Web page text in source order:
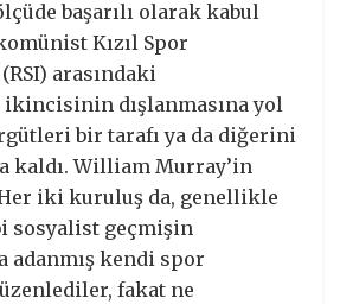
başarılı olarak kabul
Kızıl Spor
arasındaki
ikincisinin dışlanmasına yol
bir tarafı ya da diğerini
kaldı. William Murray’in
iki kuruluş da, genellikle
sosyalist geçmişin
adanmış kendi spor
fakat ne